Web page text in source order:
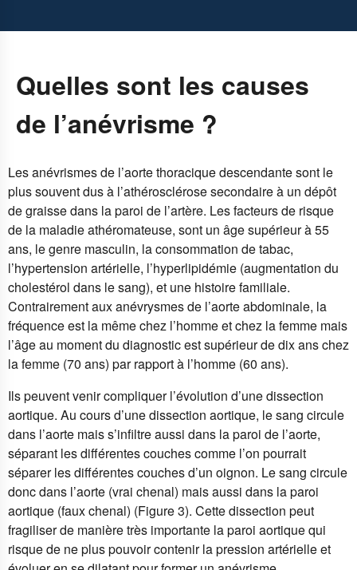
Quelles sont les causes
de l’anévrisme ?
Les anévrismes de l’aorte thoracique descendante sont le
plus souvent dus à l’athérosclérose secondaire à un dépôt
de graisse dans la paroi de l’artère. Les facteurs de risque
de la maladie athéromateuse, sont un âge supérieur à 55
ans, le genre masculin, la consommation de tabac,
l’hypertension artérielle, l’hyperlipidémie (augmentation du
cholestérol dans le sang), et une histoire familiale.
Contrairement aux anévrysmes de l’aorte abdominale, la
fréquence est la même chez l’homme et chez la femme mais
l’âge au moment du diagnostic est supérieur de dix ans chez
la femme (70 ans) par rapport à l’homme (60 ans).
Ils peuvent venir compliquer l’évolution d’une dissection
aortique. Au cours d’une dissection aortique, le sang circule
dans l’aorte mais s’infiltre aussi dans la paroi de l’aorte,
séparant les différentes couches comme l’on pourrait
séparer les différentes couches d’un oignon. Le sang circule
donc dans l’aorte (vrai chenal) mais aussi dans la paroi
aortique (faux chenal) (Figure 3). Cette dissection peut
fragiliser de manière très importante la paroi aortique qui
risque de ne plus pouvoir contenir la pression artérielle et